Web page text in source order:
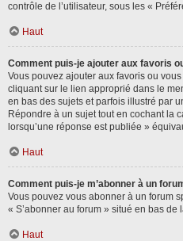
contrôle de l’utilisateur, sous les «
Haut
Comment puis-je ajouter aux favoris
Vous pouvez ajouter aux favoris ou
cliquant sur le lien approprié dans le
en bas des sujets et parfois illustré par
Répondre à un sujet tout en cochant la
lorsqu’une réponse est publiée »
Haut
Comment puis-je m’abonner à un
Vous pouvez vous abonner à un forum
« S’abonner au forum » situé en bas de
Haut